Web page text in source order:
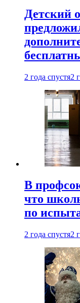
Детский
2 года спустя2
В
что
по
2 года спустя2